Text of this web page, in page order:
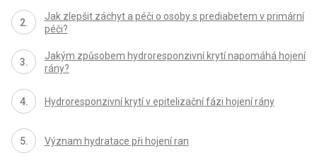
Jak zlepšit záchyt a péči o osoby s prediabetem v primární
péči?
Jakým způsobem hydroresponzivní krytí napomáhá hojení
rány?
Hydroresponzivní krytí v epitelizační fázi hojení rány
Význam hydratace při hojení ran